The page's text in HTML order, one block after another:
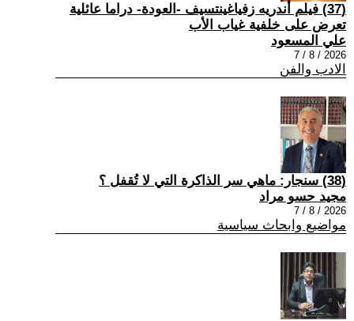
(37) فيلم أندريه زفياغينتسيف -العودة- دراما عائلية
تعرض على خلفية غياب الأب
علي المسعود
2026 / 8 / 7
الادب والفن
(38) سنجار: ماهي سر الذاكرة التي لا تُقفل ؟
مجيد حسو مراد
2026 / 8 / 7
مواضيع وابحاث سياسية